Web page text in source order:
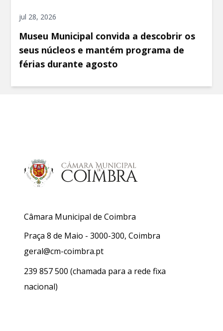
jul 28, 2026
Museu Municipal convida a descobrir os
seus núcleos e mantém programa de
férias durante agosto
Câmara Municipal de Coimbra
Praça 8 de Maio - 3000-300, Coimbra
geral@cm-coimbra.pt
239 857 500 (chamada para a rede fixa
nacional)